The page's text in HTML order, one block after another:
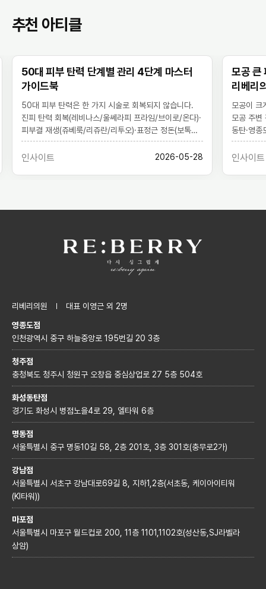
추천 아티클
50대 피부 탄력 단계별 관리 4단계 마스터
가이드북
50대 피부 탄력은 한 가지 시술로 회복되지 않습니다.
진피 탄력 회복(레비나스/울쎄라피 프라임/브이로/온다)·
피부결 재생(쥬베룩/리쥬란/리투오)·표정근 정돈(보톡스)·
볼륨 보강(쥬비덤/레스틸렌)을 단계별로 조합하는 마스터
설계를 6지점 기준으로 정리했습니다.
인사이트 2026-05-28
모공 큰
리베리
모공이 크
모공 주변
동탄·영
피코슈어
설계합니
인사이트
리베리의원
대표 이영근 외 2명
영종도점
인천광역시 중구 하늘중앙로 195번길 20 3층
청주점
충청북도 청주시 청원구 오창읍 중심상업로 27 5층 504호
화성동탄점
경기도 화성시 병점노을4로 29, 엘타워 6층
명동점
서울특별시 중구 명동10길 58, 2층 201호, 3층 301호(충무로2가)
강남점
서울특별시 서초구 강남대로69길 8, 지하1,2층(서초동, 케이아이티워
(KI타워))
마포점
서울특별시 마포구 월드컵로 200, 11층 1101,1102호(성산동,SJ라벨라
상암)